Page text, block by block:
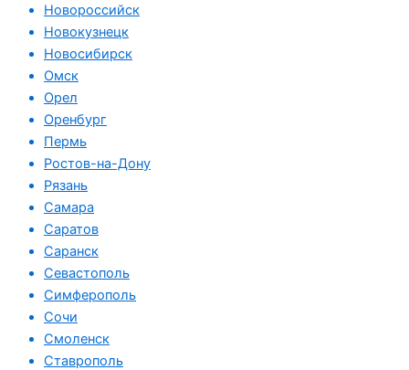
Новороссийск
Новокузнецк
Новосибирск
Омск
Орел
Оренбург
Пермь
Ростов-на-Дону
Рязань
Самара
Саратов
Саранск
Севастополь
Симферополь
Сочи
Смоленск
Ставрополь